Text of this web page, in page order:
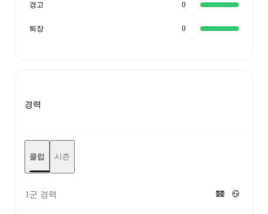
경고 0
퇴장 0
경력
클럽 시즌
1군 경력